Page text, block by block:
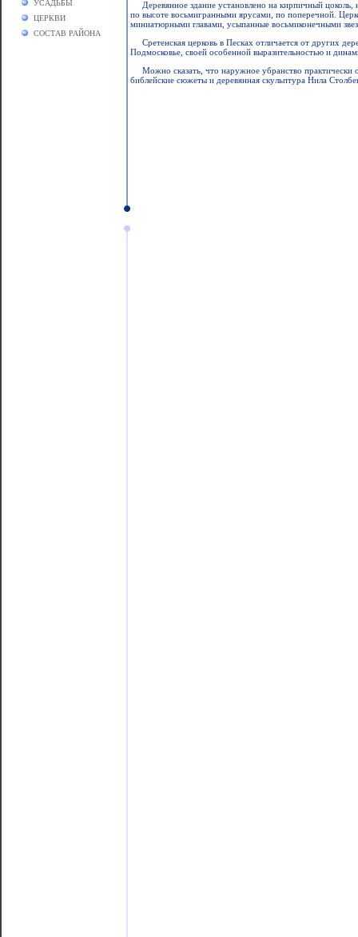
УСАДЬБЫ
ЦЕРКВИ
СОСТАВ РАЙОНА
Деревянное здание установлено на кирпичный
по высоте восьмигранными ярусами, по поперечной.
миниатюрными главами, усыпанные восьмиконечными
Сретенская церковь в Песках отличается от других
Подмосковье, своей особенной выразительностью и
Можно сказать, что наружное убранство практически
библейские сюжеты и деревянная скульптура Нила